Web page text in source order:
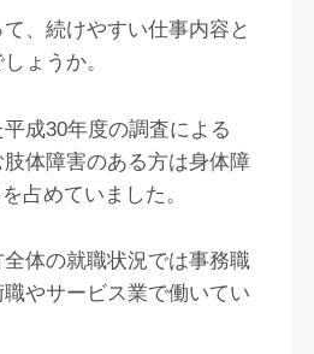
、続けやすい仕事内容と
ょうか。
成30年度の調査による
体障害のある方は身体障
占めていました。
体の就職状況では事務職
やサービス業で働いてい